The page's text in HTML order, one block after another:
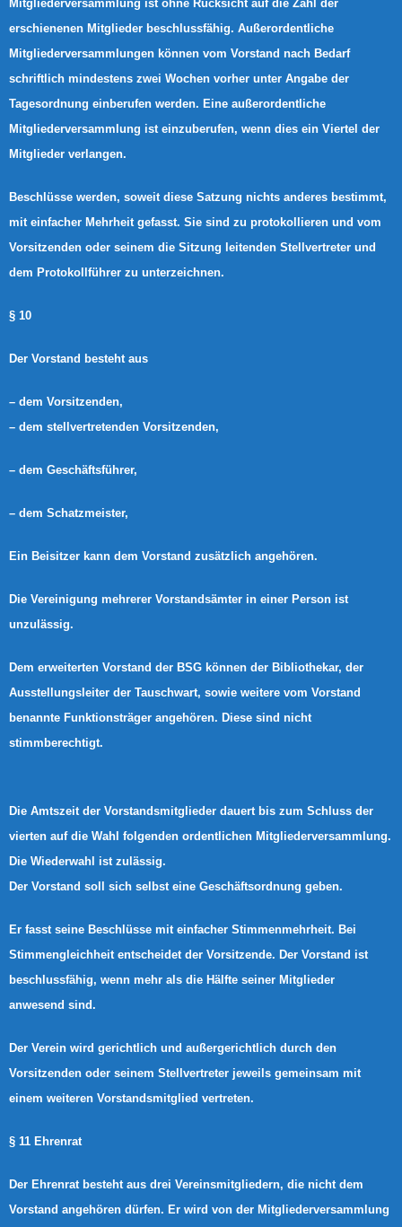
Mitgliederversammlung ist ohne Rücksicht auf die Zahl der
erschienenen Mitglieder beschlussfähig. Außerordentliche
Mitgliederversammlungen können vom Vorstand nach Bedarf
schriftlich mindestens zwei Wochen vorher unter Angabe der
Tagesordnung einberufen werden. Eine außerordentliche
Mitgliederversammlung ist einzuberufen, wenn dies ein Viertel der
Mitglieder verlangen.
Beschlüsse werden, soweit diese Satzung nichts anderes bestimmt,
mit einfacher Mehrheit gefasst. Sie sind zu protokollieren und vom
Vorsitzenden oder seinem die Sitzung leitenden Stellvertreter und
dem Protokollführer zu unterzeichnen.
§ 10
Der Vorstand besteht aus
– dem Vorsitzenden,
– dem stellvertretenden Vorsitzenden,
– dem Geschäftsführer,
– dem Schatzmeister,
Ein Beisitzer kann dem Vorstand zusätzlich angehören.
Die Vereinigung mehrerer Vorstandsämter in einer Person ist
unzulässig.
Dem erweiterten Vorstand der BSG können der Bibliothekar, der
Ausstellungsleiter der Tauschwart, sowie weitere vom Vorstand
benannte Funktionsträger angehören. Diese sind nicht
stimmberechtigt.
Die Amtszeit der Vorstandsmitglieder dauert bis zum Schluss der
vierten auf die Wahl folgenden ordentlichen Mitgliederversammlung.
Die Wiederwahl ist zulässig.
Der Vorstand soll sich selbst eine Geschäftsordnung geben.
Er fasst seine Beschlüsse mit einfacher Stimmenmehrheit. Bei
Stimmengleichheit entscheidet der Vorsitzende. Der Vorstand ist
beschlussfähig, wenn mehr als die Hälfte seiner Mitglieder
anwesend sind.
Der Verein wird gerichtlich und außergerichtlich durch den
Vorsitzenden oder seinem Stellvertreter jeweils gemeinsam mit
einem weiteren Vorstandsmitglied vertreten.
§ 11 Ehrenrat
Der Ehrenrat besteht aus drei Vereinsmitgliedern, die nicht dem
Vorstand angehören dürfen. Er wird von der Mitgliederversammlung